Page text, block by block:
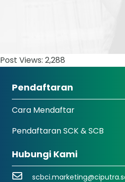
Post Views: 2,288
Pendaftaran
Cara Mendaftar
Pendaftaran SCK & SCB
Hubungi Kami